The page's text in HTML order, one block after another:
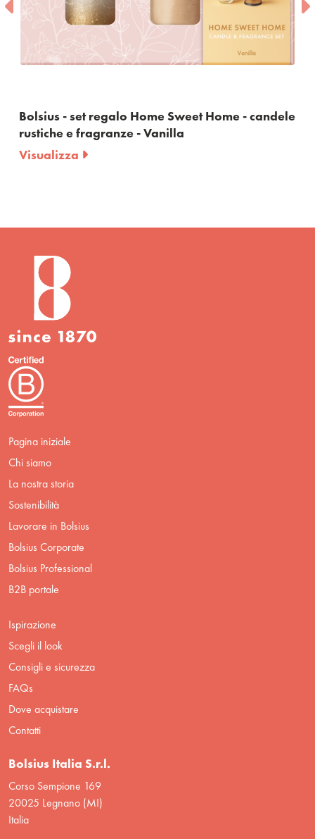
Home Sweet Home - candele
- Vanilla
Bolsius - set
Pagina iniziale
Chi siamo
La nostra storia
Sostenibilità
Lavorare in Bolsius
Bolsius Corporate
Bolsius Professional
B2B portale
Ispirazione
Scegli il look
Consigli e sicurezza
FAQs
Dove acquistare
Contatti
Bolsius Italia S.r.l.
Corso Sempione 169
20025 Legnano (MI)
Italia